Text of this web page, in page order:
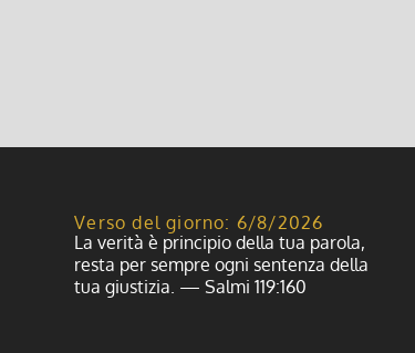
Verso del giorno: 6/8/2026
La verità è principio della tua parola,
resta per sempre ogni sentenza della
tua giustizia. — Salmi 119:160